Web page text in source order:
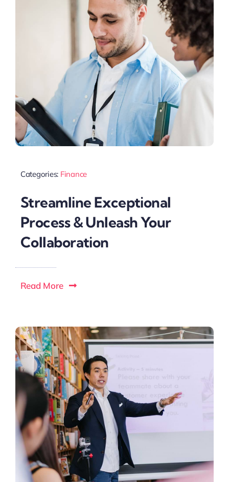
Categories: Finance
Streamline Exceptional
Process & Unleash Your
Collaboration
Read More